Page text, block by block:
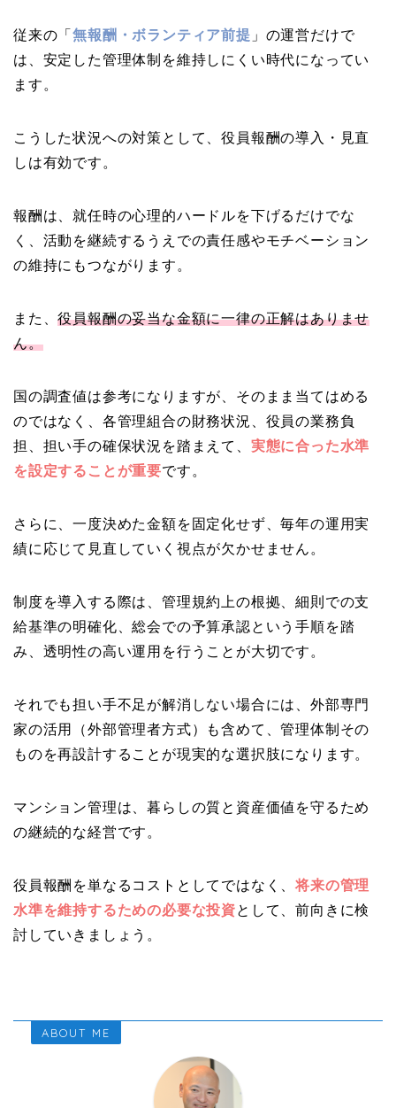
従来の「無報酬・ボランティア前提 」の運営だけで
は、安定した管理体制を維持しにくい時代になってい
ます。
こうした状況への対策として、役員報酬の導入・見直
しは有効です。
報酬は、就任時の心理的ハードルを下げるだけでな
く、活動を継続するうえでの責任感やモチベーション
の維持にもつながります。
また、役員報酬の妥当な金額に一律の正解はありませ
ん。
国の調査値は参考になりますが、そのまま当てはめる
のではなく、各管理組合の財務状況、役員の業務負
担、担い手の確保状況を踏まえて、 実態に合った水準
を設定することが重要です。
さらに、一度決めた金額を固定化せず、毎年の運用実
績に応じて見直していく視点が欠かせません。
制度を導入する際は、管理規約上の根拠、細則での支
給基準の明確化、総会での予算承認という手順を踏
み、透明性の高い運用を行うことが大切です。
それでも担い手不足が解消しない場合には、外部専門
家の活用（外部管理者方式）も含めて、管理体制その
ものを再設計することが現実的な選択肢になります。
マンション管理は、暮らしの質と資産価値を守るため
の継続的な経営です。
役員報酬を単なるコストとしてではなく、将来の管理
水準を維持するための必要な投資として、前向きに検
討していきましょう。
ABOUT ME